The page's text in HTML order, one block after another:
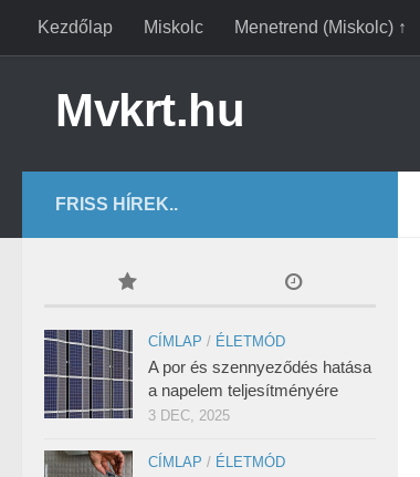
Kezdőlap Miskolc Menetrend (Miskolc) ↑
Mvkrt.hu
FRISS HÍREK..
CÍMLAP / ÉLETMÓD
A por és szennyeződés hatása
a napelem teljesítményére
3 DEC, 2025
CÍMLAP / ÉLETMÓD